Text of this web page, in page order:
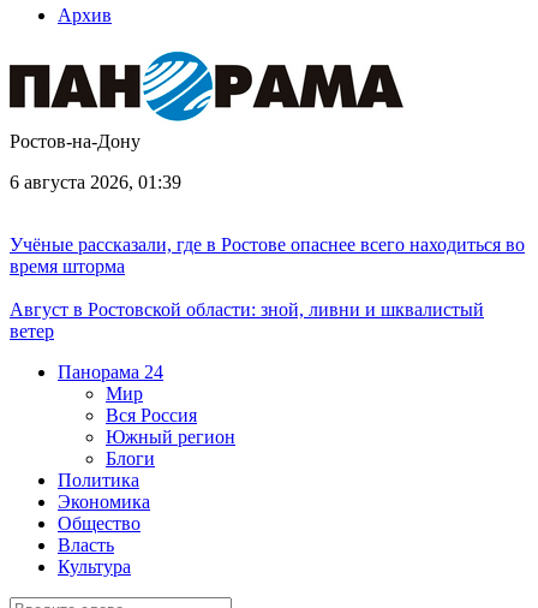
Архив
Ростов-на-Дону
6 августа 2026, 01:39
Учёные рассказали, где в Ростове опаснее всего находиться во
время шторма
Август в Ростовской области: зной, ливни и шквалистый
ветер
Панорама 24
Мир
Вся Россия
Южный регион
Блоги
Политика
Экономика
Общество
Власть
Культура